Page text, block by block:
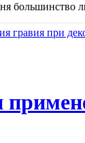
большинство